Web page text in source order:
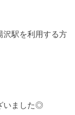
沢駅を利用する方
いました◎